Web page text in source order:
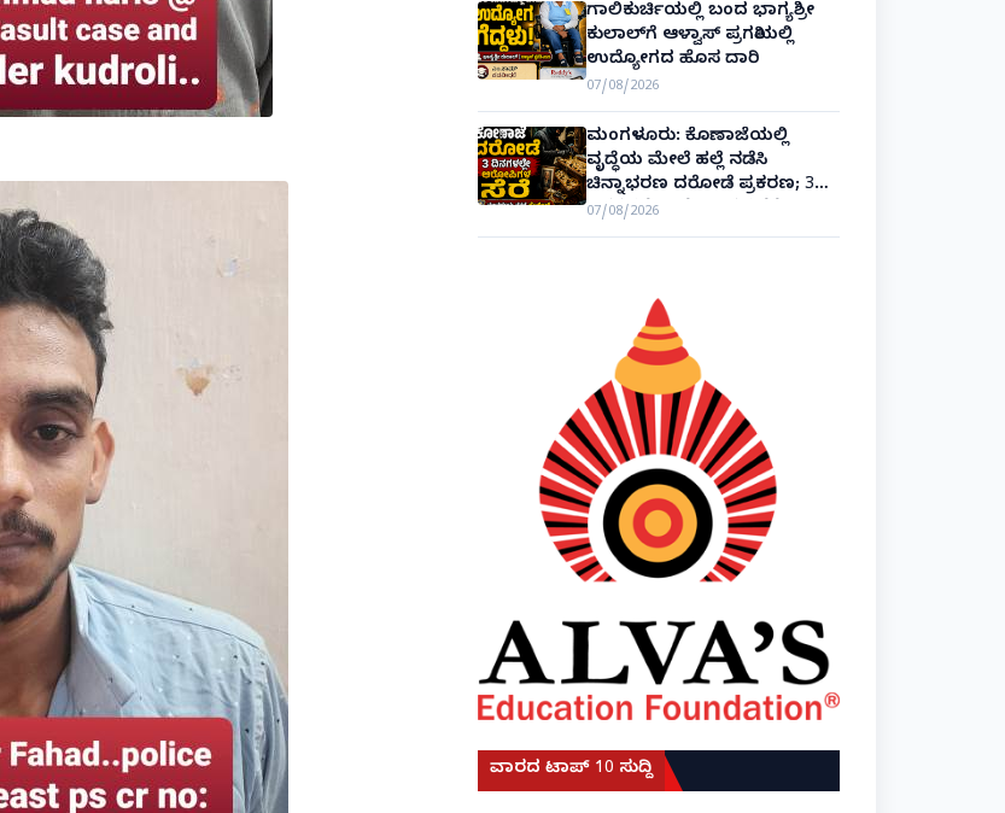
ಗಾಲಿಕುರ್ಚಿಯಲ್ಲಿ ಬಂದ ಭಾಗ್ಯಶ್ರೀ
ಕುಲಾಲ್‌ಗೆ ಆಳ್ವಾಸ್ ಪ್ರಗತಿಯಲ್ಲಿ
ಉದ್ಯೋಗದ ಹೊಸ ದಾರಿ
07/08/2026
ಮಂಗಳೂರು: ಕೊಣಾಜೆಯಲ್ಲಿ
ವೃದ್ಧೆಯ ಮೇಲೆ ಹಲ್ಲೆ ನಡೆಸಿ
ಚಿನ್ನಾಭರಣ ದರೋಡೆ ಪ್ರಕರಣ; 3
ದಿನಗಳಲ್ಲೇ ಆರೋಪಿಗಳ ಸೆರೆ!
07/08/2026
ವಾರದ ಟಾಪ್ 10 ಸುದ್ದಿ